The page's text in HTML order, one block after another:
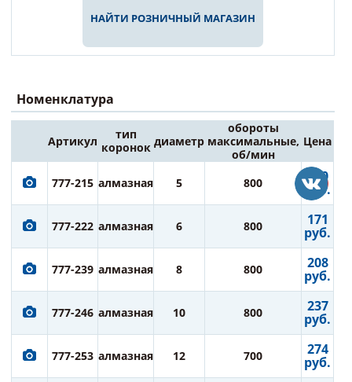
НАЙТИ РОЗНИЧНЫЙ МАГАЗИН
Номенклатура
Артикул
тип
коронок диаметр
обороты
максимальные,
об/мин
Цена
777-215 алмазная 5 800 160
руб.
777-222 алмазная 6 800 171
руб.
777-239 алмазная 8 800 208
руб.
777-246 алмазная 10 800 237
руб.
777-253 алмазная 12 700 274
руб.